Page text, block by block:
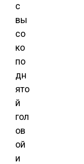
с
вы
со
ко
по
дн
ято
й
гол
ов
ой
и